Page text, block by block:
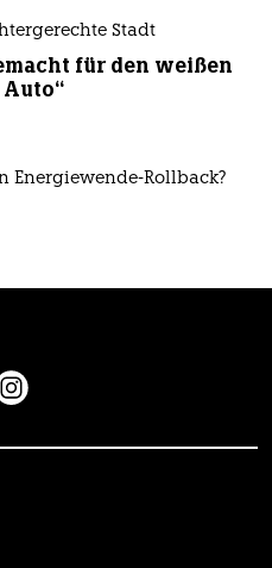
Stadt
für den weißen
Energiewende-Rollback?